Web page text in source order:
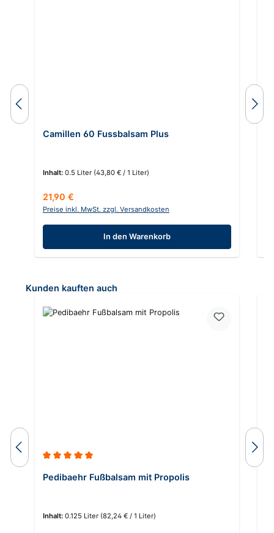
Camillen 60 Fussbalsam Plus
Inhalt: 0.5 Liter (43,80 € / 1 Liter)
Regulärer Preis:
21,90 €
Preise inkl. MwSt. zzgl. Versandkosten
In den Warenkorb
Produktgalerie überspringen
Kunden kauften auch
Pedibaehr Fußbalsam mit Propolis
Inhalt: 0.125 Liter (82,24 € / 1 Liter)